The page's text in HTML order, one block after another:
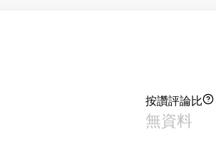
按讚評論比
無資料